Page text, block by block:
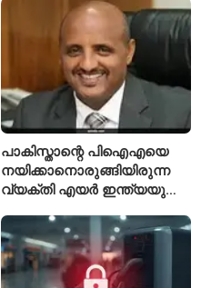
ഐസൊലേഷനിൽ
പ്രവേശിപ്പിച്ചു
പാകിസ്താന്റെ പിഐഎയെ
നയിക്കാനൊരുങ്ങിയിരുന്ന
വ്യക്തി എയർ ഇന്ത്യയുടെ